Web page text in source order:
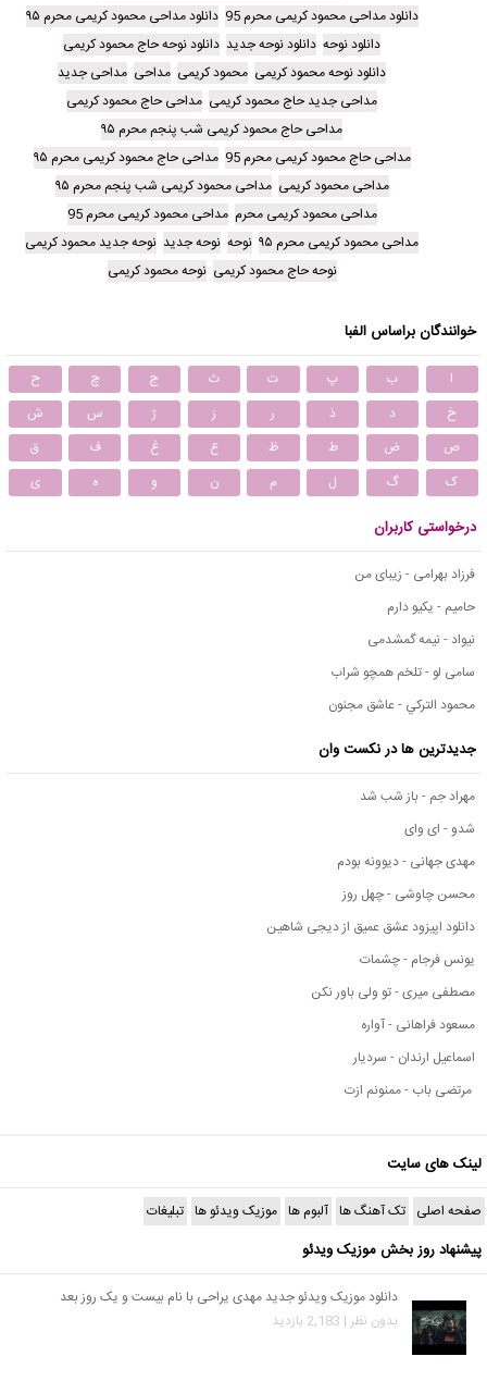
دانلود مداحی محمود کریمی محرم 95
دانلود مداحی محمود کریمی محرم ۹۵
دانلود نوحه دانلود نوحه جدید دانلود نوحه حاج محمود کریمی
دانلود نوحه محمود کریمی محمود کریمی مداحی مداحی جدید
مداحی جدید حاج محمود کریمی مداحی حاج محمود کریمی
مداحی حاج محمود کریمی شب پنجم محرم ۹۵
مداحی حاج محمود کریمی محرم 95
مداحی حاج محمود کریمی محرم ۹۵
مداحی محمود کریمی مداحی محمود کریمی شب پنجم محرم ۹۵
مداحی محمود کریمی محرم مداحی محمود کریمی محرم 95
مداحی محمود کریمی محرم ۹۵
نوحه نوحه جدید نوحه جدید محمود کریمی
نوحه حاج محمود کریمی نوحه محمود کریمی
خوانندگان براساس الفبا
ا ب پ ت ث ج چ
ح
خ
د ذ ر ز ژ س
ش
ص
ض ط ظ ع غ ف
ق
ک
گ ل م ن و ه ی
درخواستی کاربران
فرزاد بهرامی - زیبای من
حامیم - یکیو دارم
نیواد - نیمه گمشدمی
سامی لو - تلخم همچو شراب
محمود التركي - عاشق مجنون
جدیدترین ها در نکست وان
مهراد جم - باز شب شد
شدو - ای وای
مهدی جهانی - دیوونه بودم
محسن چاوشی - چهل روز
دانلود اپیزود عشق عمیق از دیجی شاهین
یونس فرجام - چشمات
مصطفی میری - تو ولی باور نکن
مسعود فراهانی - آواره
اسماعیل ارندان - سردیار
مرتضی باب - ممنونم ازت
لینک های سایت
صفحه اصلی تک آهنگ ها آلبوم ها موزیک ویدئو ها تبلیغات
پیشنهاد روز بخش موزیک ویدئو
دانلود موزیک ویدئو جدید مهدی یراحی با نام بیست و یک روز بعد
بدون نظر | 2,183 بازدید